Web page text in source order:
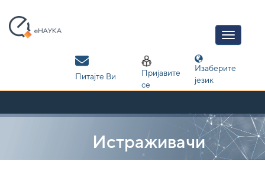
navigation
Питајте Ви
Пријавите
се
Изаберите
језик
Истраживачи